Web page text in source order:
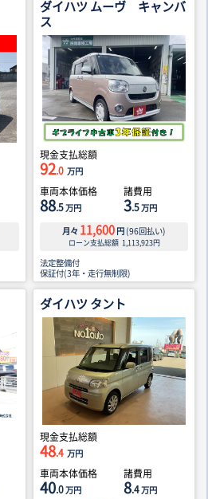
ダイハツ ムーヴ キャンバ
ス
現金支払総額
92.0 万円
車両本体価格
88.5万円
諸費用
3.5万円
月々 11,600 円 (96回払い)
ローン支払総額 1,113,923円
法定整備付
保証付(3年・走行無制限)
ダイハツ タント
現金支払総額
48.4 万円
車両本体価格
40.0万円
諸費用
8.4万円